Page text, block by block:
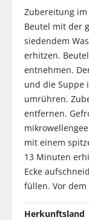
Zubereitung im
Beutel mit der
siedendem
erhitzen.
entnehmen.
und die Suppe
umrühren.
entfernen.
mit einem
13 Minuten
Ecke
füllen. Vor
Herkunftsland